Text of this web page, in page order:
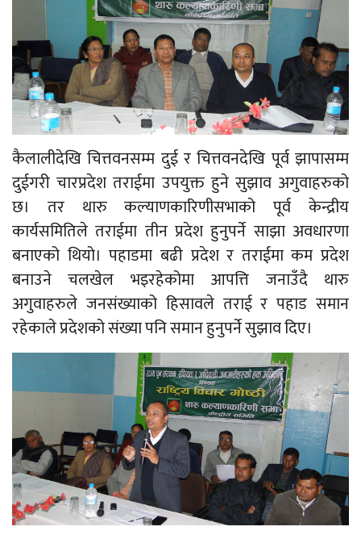
कैलालीदेखि चित्तवनसम्म दुई र चित्तवनदेखि पूर्व झापासम्म
दुईगरी चारप्रदेश तराईमा उपयुक्त हुने सुझाव अगुवाहरुको
छ। तर थारु कल्याणकारिणीसभाको पूर्व केन्द्रीय
कार्यसमितिले तराईमा तीन प्रदेश हुनुपर्ने साझा अवधारणा
बनाएको थियो। पहाडमा बढी प्रदेश र तराईमा कम प्रदेश
बनाउने चलखेल भइरहेकोमा आपत्ति जनाउँदै थारु
अगुवाहरुले जनसंख्याको हिसावले तराई र पहाड समान
रहेकाले प्रदेशको संख्या पनि समान हुनुपर्ने सुझाव दिए।